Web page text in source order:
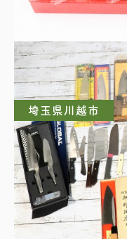
埼玉県川越市